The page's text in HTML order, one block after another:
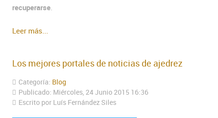
recuperarse
Leer más...
Los mejores portales de noticias de ajedrez
Categoría: Blog
Publicado: Miércoles, 24 Junio 2015 16:36
Escrito por Luís Fernández Siles